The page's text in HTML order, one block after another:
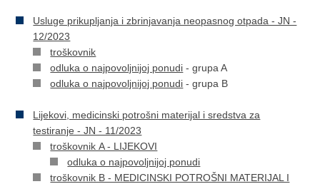
Usluge prikupljanja i zbrinjavanja neopasnog otpada - JN -
12/2023
troškovnik
odluka o najpovoljnijoj ponudi - grupa A
odluka o najpovoljnijoj ponudi - grupa B
Lijekovi, medicinski potrošni materijal i sredstva za
testiranje - JN - 11/2023
troškovnik A - LIJEKOVI
odluka o najpovoljnijoj ponudi
troškovnik B - MEDICINSKI POTROŠNI MATERIJAL I